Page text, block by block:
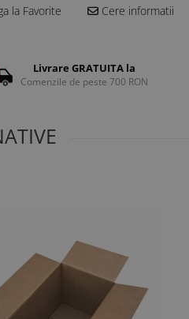
la Favorite Cere informatii
Livrare GRATUITA la
Comenzile de peste 700 RON